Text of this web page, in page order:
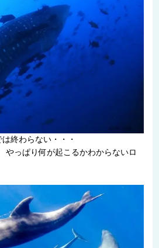
終わらない・・・
っぱり何が起こるかわからないロ